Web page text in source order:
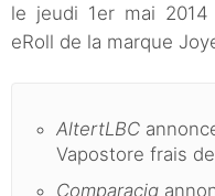
le jeudi 1er mai 2014
eRoll de la marque
AltertLBC
Vapostore frais
Comparacig